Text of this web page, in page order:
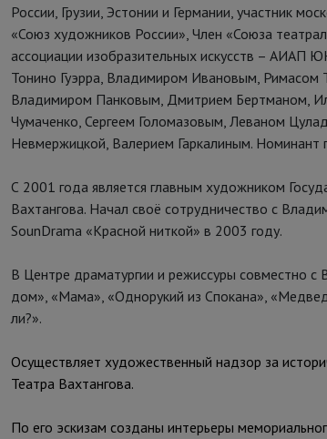
России, Грузии, Эстонии и Германии, участник
«Союз художников России», Член «Союза
ассоциации изобразительных искусств – АИАП
Тонино Гуэрра, Владимиром Ивановым,
Владимиром Панковым, Дмитрием Бертманом,
Чумаченко, Сергеем Голомазовым, Леваном
Невмержицкой, Валерием Гаркалиным. Номинант
С 2001 года является главным художником
Вахтангова. Начал своё сотрудничество с
SounDrama «Красной ниткой» в 2003 году.
В Центре драматургии и режиссуры совместно
дом», «Мама», «Однорукий из Спокана»,
ли?».
Осуществляет художественный надзор за
Театра Вахтангова.
По его эскизам созданы интерьеры